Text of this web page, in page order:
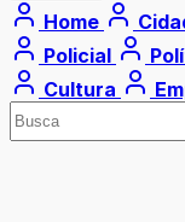
Home
Policial
Cultura